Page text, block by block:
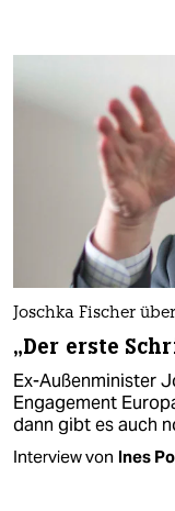
Joschka Fischer
„Der erste
Ex-Außenminister
Engagement
dann gibt es auch
Interview von Ines